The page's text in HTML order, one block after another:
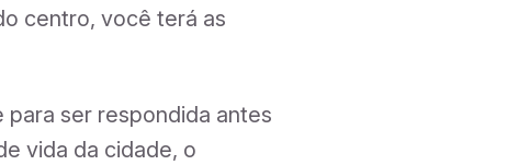
centro, você terá as
ser respondida antes
vida da cidade, o